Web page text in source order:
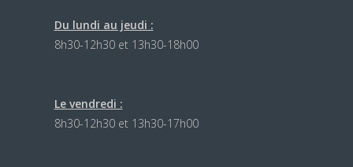
Du lundi au jeudi :
8h30-12h30 et 13h30-18h00
Le vendredi :
8h30-12h30 et 13h30-17h00